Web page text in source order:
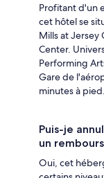
Profitant d'un
cet hôtel se
Mills at Jersey
Center.
Performing
Gare de
minutes à pied.
Puis-je
un
Oui, cet